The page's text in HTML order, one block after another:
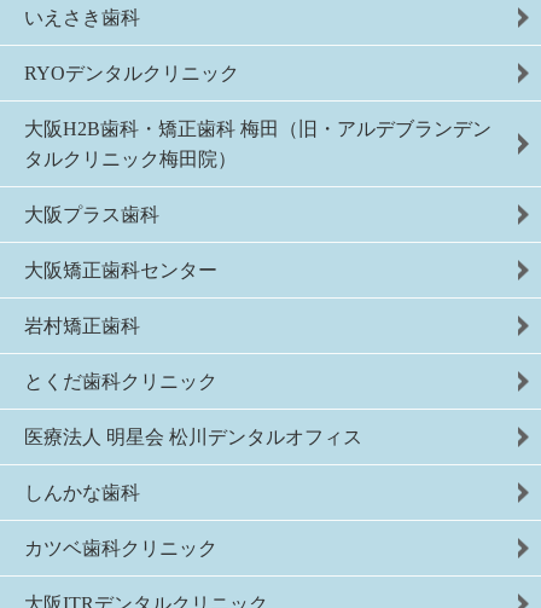
いえさき歯科
RYOデンタルクリニック
大阪H2B歯科・矯正歯科 梅田（旧・アルデブランデン
タルクリニック梅田院）
大阪プラス歯科
大阪矯正歯科センター
岩村矯正歯科
とくだ歯科クリニック
医療法人 明星会 松川デンタルオフィス
しんかな歯科
カツベ歯科クリニック